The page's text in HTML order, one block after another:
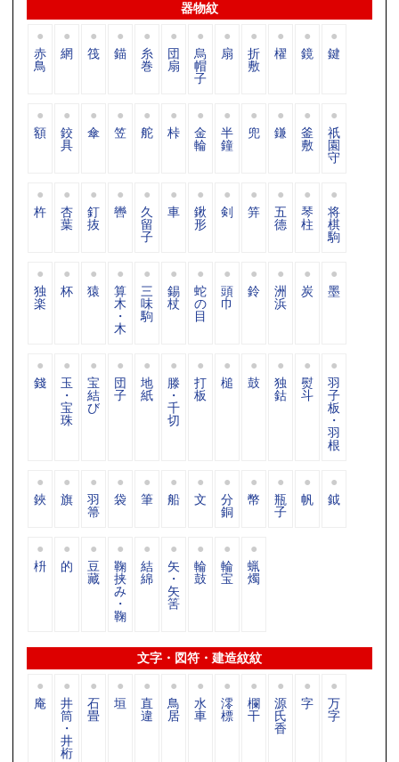
器物紋
赤
鳥
網 筏 錨 糸
巻
団
扇
烏
帽
子
扇 折
敷
櫂 鏡 鍵
額 鉸
具
傘 笠 舵 桛 金
輪
半
鐘
兜 鎌 釜
敷
祇
園
守
杵 杏
葉
釘
抜
轡 久
留
子
車 鍬
形
剣 笄 五
德
琴
柱
将
棋
駒
独
楽
杯 猿 算
木
・
木
三
味
駒
錫
杖
蛇
の
目
頭
巾
鈴 洲
浜
炭 墨
錢 玉
・
宝
珠
宝
結
び
団
子
地
紙
滕
・
千
切
打
板
槌 鼓 独
鈷
熨
斗
羽
子
板
・
羽
根
鋏 旗 羽
箒
袋 筆 船 文 分
銅
幣 瓶
子
帆 鉞
枡 的 豆
藏
鞠
挟
み
・
鞠
結
綿
矢
・
矢
筈
輪
鼓
輪
宝
蝋
燭
文字・図符・建造紋紋
庵 井
筒
・
井
桁
石
畳
垣 直
違
鳥
居
水
車
澪
標
欄
干
源
氏
香
字 万
字